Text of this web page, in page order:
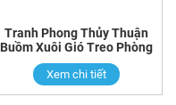
Tranh Phong Thủy Thuận
Buồm Xuôi Gió Treo Phòng
Làm Việc
Xem chi tiết